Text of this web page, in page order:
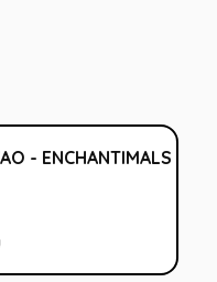
- ENCHANTIMALS